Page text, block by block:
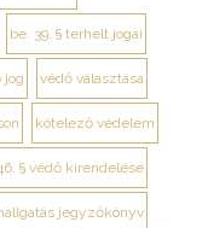
be. 39. § terhelt jogai
jog védő választása
kötelező védelem
§ védő kirendelése
jegyzőkönyv